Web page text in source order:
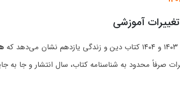
آموزشی
صرفاً محدود به شناسنامه کتاب، سال انتشار و جا به‌